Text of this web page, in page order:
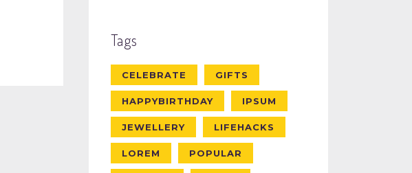
Tags
CELEBRATE GIFTS
HAPPYBIRTHDAY IPSUM
JEWELLERY LIFEHACKS
LOREM POPULAR